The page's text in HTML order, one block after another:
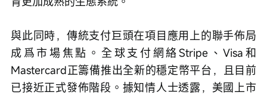
與此同時，傳統支付巨頭在項目應用上的聯手佈局
成爲市場焦點。全球支付網絡Stripe、Visa和
Mastercard正籌備推出全新的穩定幣平台，且目前
已接近正式發佈階段。據知情人士透露，美國上市